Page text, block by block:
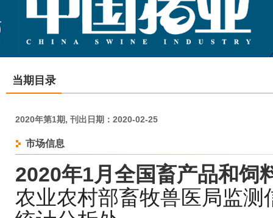
当期目录
2020年第1期, 刊出日期：2020-02-25
市场信息
2020年1月全国畜产品和饲
农业农村部畜牧兽医局监